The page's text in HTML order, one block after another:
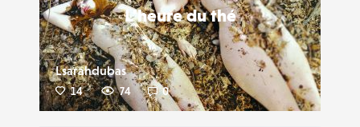
L'heure du thé
Lsarahdubas
14 74 0